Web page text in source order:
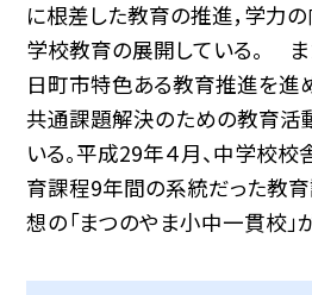
に根差した教育の推進，学力
学校教育の展開している。 ま
日町市特色ある教育推進を進
共通課題解決のための教育活
いる。平成29年４月、中学校
育課程9年間の系統だった教
想の「まつのやま小中一貫校」